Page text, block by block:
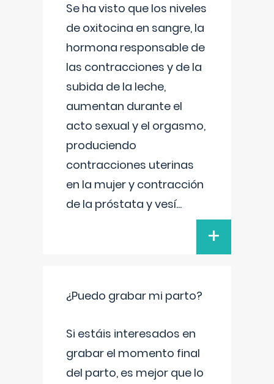
Se ha visto que los niveles
de oxitocina en sangre, la
hormona responsable de
las contracciones y de la
subida de la leche,
aumentan durante el
acto sexual y el orgasmo,
produciendo
contracciones uterinas
en la mujer y contracción
de la próstata y vesí...
+
¿Puedo grabar mi parto?
Si estáis interesados en
grabar el momento final
del parto, es mejor que lo